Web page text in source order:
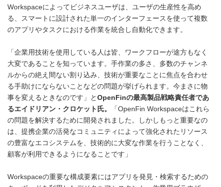
Workspaceによってビジネスユーザは、ユーザの生産性を高め
る、スマートに設計された単一のインターフェースを使って複数
のアプリやタスクにおける作業を統合し自動化できます。
「企業用技術を使用している人は皆、ワークフローが途方もなく
大変であることを知っています。手作業の多さ、多数のチャンネ
ルからの絶え間ない割り込み、技術が重要なことに焦点を合わせ
る手助けにならないことなどの問題が挙げられます。今まさに物
事を変えるときなのです」と OpenFinの最高製品戦略責任者であ
るエイドリアン・クロケット氏。
「OpenFin Workspaceはこれら
の問題を解決するために開発されました。しかしもっと重要なの
は、提携企業の活発なコミュニティによって強化されたリソース
の豊富なエコシステムを、技術的に大変な作業を行うことなく、
顧客が利用できるようになることです」
Workspaceの重要な構成要素にはアプリを発見・検索するための